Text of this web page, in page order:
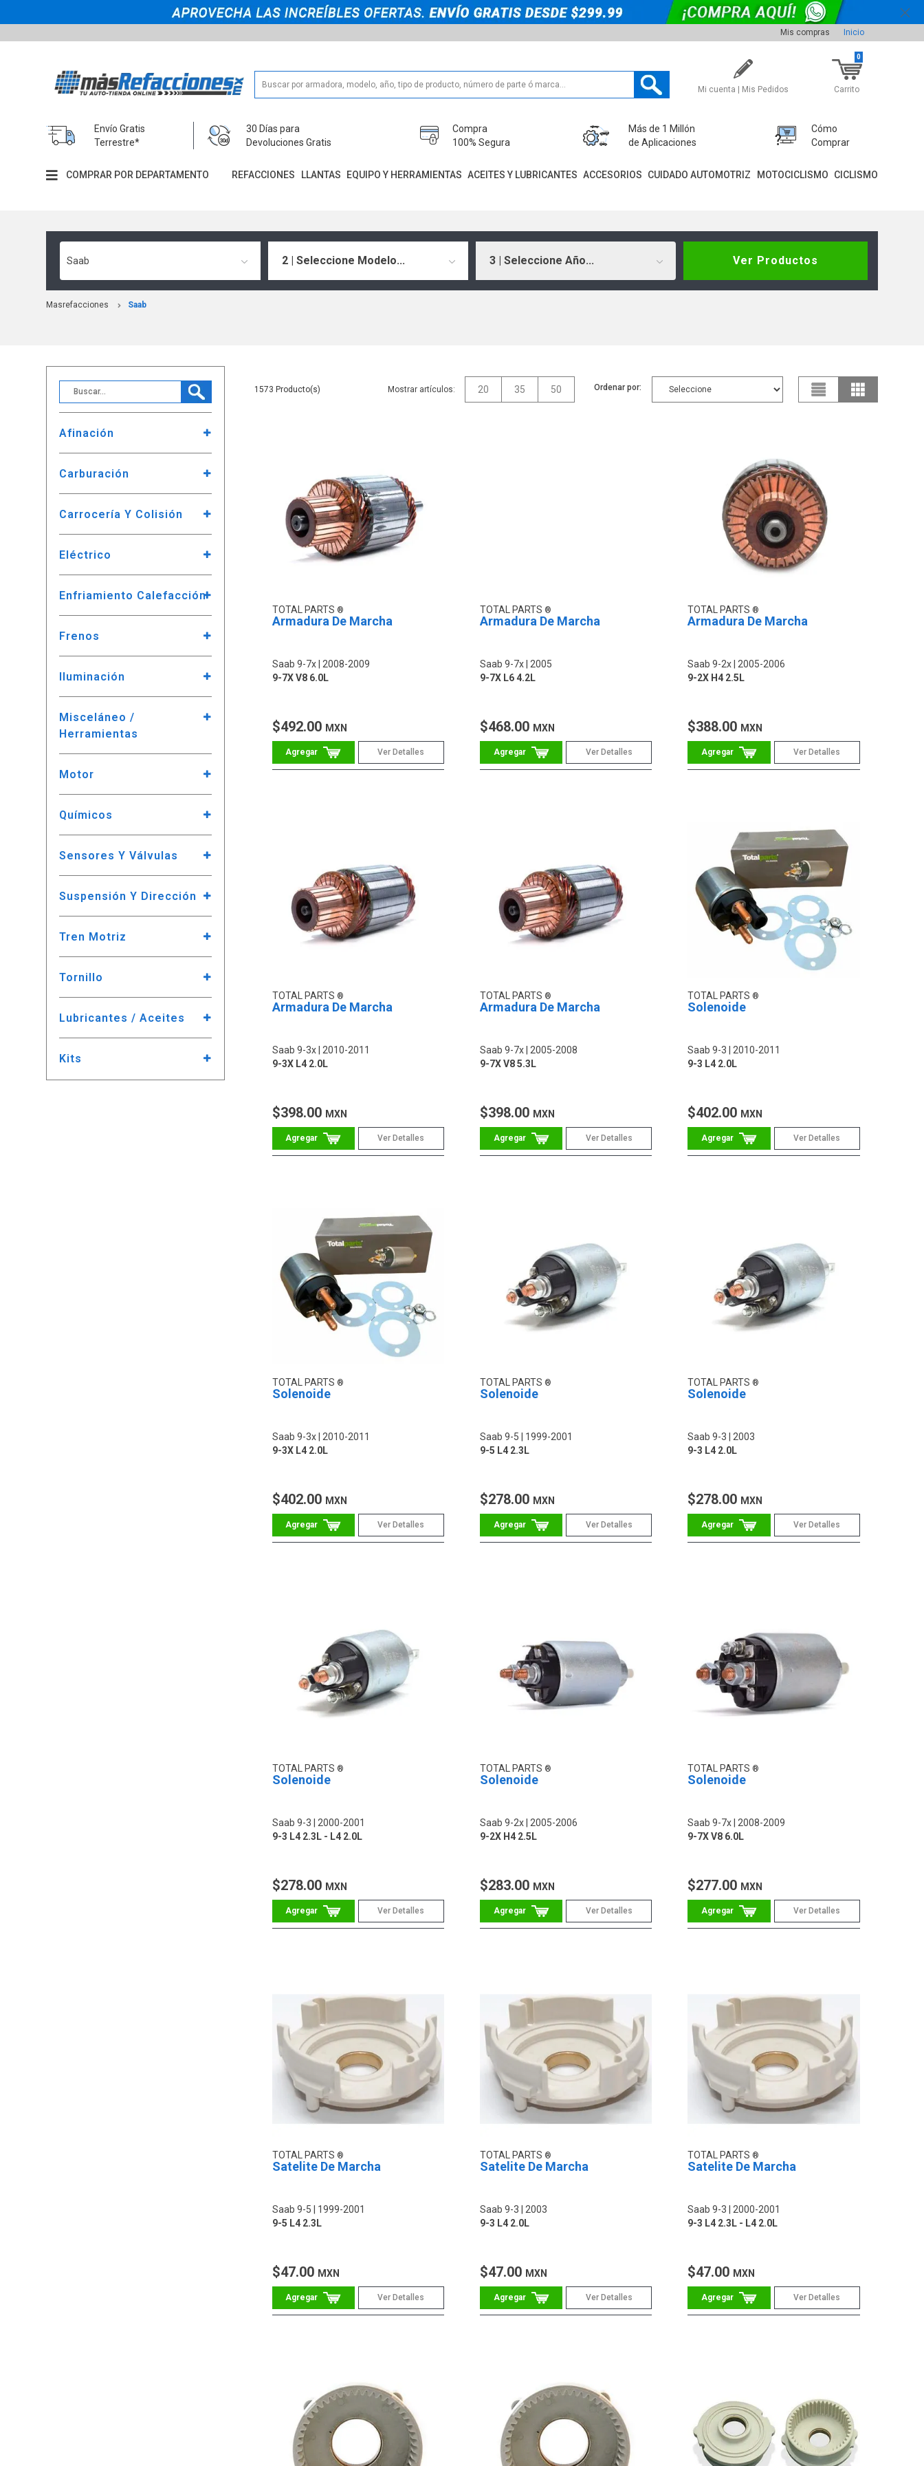
Mis compras Inicio
Mi cuenta | Mis Pedidos Carrito
0
Envío Gratis
Terrestre*
30 Días para
Devoluciones Gratis
Compra
100% Segura
Más de 1 Millón
de Aplicaciones
Cómo
Comprar
COMPRAR POR DEPARTAMENTO REFACCIONES LLANTAS EQUIPO Y HERRAMIENTAS ACEITES Y LUBRICANTES ACCESORIOS CUIDADO AUTOMOTRIZ MOTOCICLISMO CICLISMO
Saab 2 | Seleccione Modelo... 3 | Seleccione Año... Ver Productos
Masrefacciones Saab
Afinación
Carburación
Carrocería Y Colisión
Eléctrico
Enfriamiento Calefacción
Frenos
Iluminación
Misceláneo /
Herramientas
Motor
Químicos
Sensores Y Válvulas
Suspensión Y Dirección
Tren Motriz
Tornillo
Lubricantes / Aceites
Kits
1573 Mostrar artículos: 20 35 50 Ordenar por:
TOTAL PARTS
Armadura De Marcha
Saab 9-7x
2008-2009
9-7X V8 6.0L
$492.00 MXN
Ver Detalles
TOTAL PARTS
Armadura De Marcha
Saab 9-7x
2005
9-7X L6 4.2L
$468.00 MXN
Ver Detalles
TOTAL PARTS
Armadura De Marcha
Saab 9-2x
2005-2006
9-2X H4 2.5L
$388.00 MXN
Ver Detalles
TOTAL PARTS
Armadura De Marcha
Saab 9-3x 2010-2011
9-3X L4 2.0L
$398.00 MXN
Ver Detalles
TOTAL PARTS
Armadura De Marcha
Saab 9-7x 2005-2008
9-7X V8 5.3L
$398.00 MXN
Ver Detalles
TOTAL PARTS
Solenoide
Saab 9-3
2010-2011
9-3 L4 2.0L
$402.00 MXN
Ver Detalles
TOTAL PARTS
Solenoide
Saab 9-3x
2010-2011
9-3X L4 2.0L
$402.00 MXN
Ver Detalles
TOTAL PARTS
Solenoide
Saab 9-5
1999-2001
9-5 L4 2.3L
$278.00 MXN
Ver Detalles
TOTAL PARTS
Solenoide
Saab 9-3
2003
9-3 L4 2.0L
$278.00 MXN
Ver Detalles
TOTAL PARTS
Solenoide
Saab 9-3
2000-2001
9-3 L4 2.3L - L4 2.0L
$278.00 MXN
Ver Detalles
TOTAL PARTS
Solenoide
Saab 9-2x 2005-2006
9-2X H4 2.5L
$283.00 MXN
Ver Detalles
TOTAL PARTS
Solenoide
Saab 9-7x 2008-2009
9-7X V8 6.0L
$277.00 MXN
Ver Detalles
TOTAL PARTS
Satelite De Marcha
Saab 9-5
1999-2001
9-5 L4 2.3L
$47.00 MXN
Ver Detalles
TOTAL PARTS
Satelite De Marcha
Saab 9-3
2003
9-3 L4 2.0L
$47.00 MXN
Ver Detalles
TOTAL PARTS
Satelite De Marcha
Saab 9-3
2000-2001
9-3 L4 2.3L - L4 2.0L
$47.00 MXN
Ver Detalles